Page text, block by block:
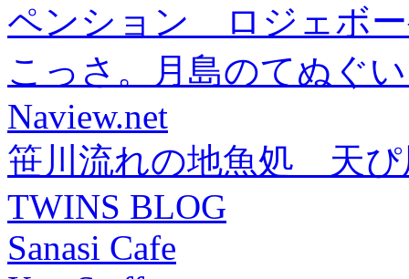
ペンション ロジェボ
こっさ。月島のてぬぐ
Naview.net
笹川流れの地魚処 天ぴ
TWINS BLOG
Sanasi Cafe